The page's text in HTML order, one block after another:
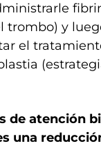
trombo) y
el
de atención
una